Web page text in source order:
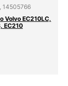
14505766
Volvo EC210LC,
EC210